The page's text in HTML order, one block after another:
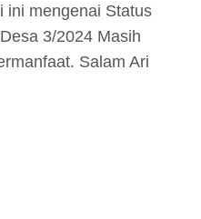
ini mengenai Status
3/2024 Masih
Salam Ari